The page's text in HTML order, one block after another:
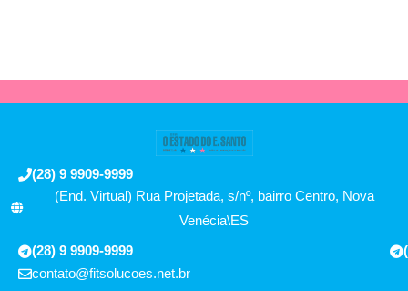
(28) 9 9909-9999
(End. Virtual) Rua Projetada, s/nº, bairro Centro, Nova
Venécia\ES
(28) 9 9909-9999
contato@fitsolucoes.net.br